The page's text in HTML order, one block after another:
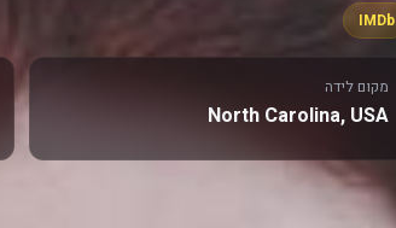
IMDb
מקום לידה
North Carolina, USA